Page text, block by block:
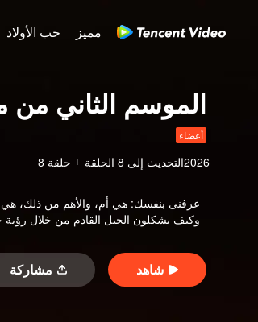
مميز حب الأولاد
الموسم الثاني
أعضاء
2026التحديث إلى 8 الحلقة حلقة 8
عرفنى بنفسك: هي أم، والأهم من ذلك،
وكيف يشكلون الجيل القادم من خلال رؤية
شاهد مشاركة